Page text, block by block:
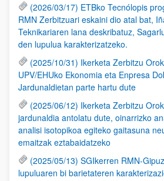
(2026/03/17) ETBko Tecnólopis
RMN Zerbitzuari eskaini dio atal bat,
Teknikariaren lana deskribatuz,
den lupulua karakterizatzeko.
(2025/10/31) Ikerketa Zerbitzu
UPV/EHUko Ekonomia eta Enpresa
Jardunaldietan parte hartu dute
(2025/06/12) Ikerketa Zerbitzu
jardunaldia antolatu dute, oinarrizko
analisi isotopikoa egiteko gaitasuna
emaitzak eztabaidatzeko
(2025/05/13) SGIkerren RMN-
lupuluaren bi barietateren